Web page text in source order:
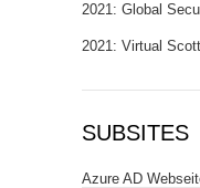
2021: Global
2021: Virtual
SUBSITES
Azure AD